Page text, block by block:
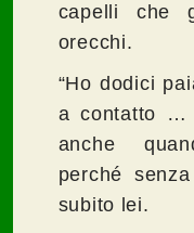
capelli che
orecchi.
“Ho dodici
a contatto …
anche
perché
subito lei.